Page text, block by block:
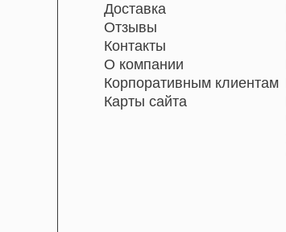
Доставка
Отзывы
Контакты
О компании
Корпоративным клиентам
Карты сайта